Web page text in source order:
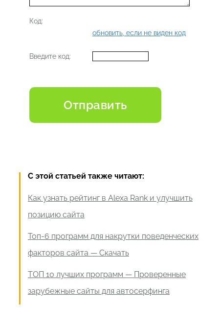
Код:
обновить, если не виден код
Введите код:
С этой статьей также читают:
Как узнать рейтинг в Alexa Rank и улучшить
позицию сайта
Топ-6 программ для накрутки поведенческих
факторов сайта — Скачать
ТОП 10 лучших программ — Проверенные
зарубежные сайты для автосерфинга